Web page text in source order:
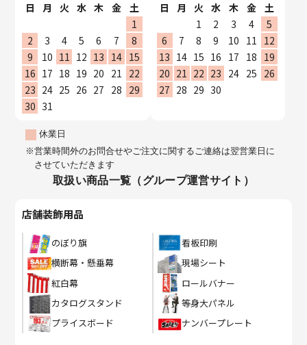
日 月 火 水 木 金
土
1
2
3 4 5 6 7
8
9
10 11 12 13 14 15
16 17 18 19 20 21 22
23 24 25 26 27 28 29
30 31
日 月 火 水 木 金 土
1
2 3 4
5
6
7 8 9 10 11 12
13 14 15 16 17 18 19
20 21 22 23 24 25 26
27 28 29 30
休業日
営業時間外のお問合せやご注文に関するご連絡は翌営業日に
させていただきます
取扱い商品一覧（グループ運営サイト）
店舗装飾用品
のぼり旗
看板印刷
横断幕・懸垂幕
現場シート
紅白幕
ロールバナー
カタログスタンド
等身大パネル
プライスボード
ナンバープレート